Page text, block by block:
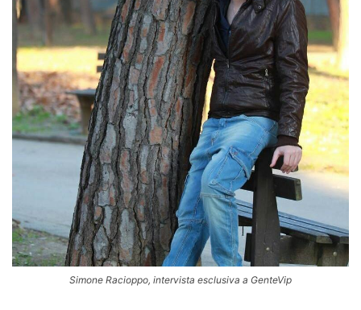
Simone Racioppo, intervista esclusiva a GenteVip